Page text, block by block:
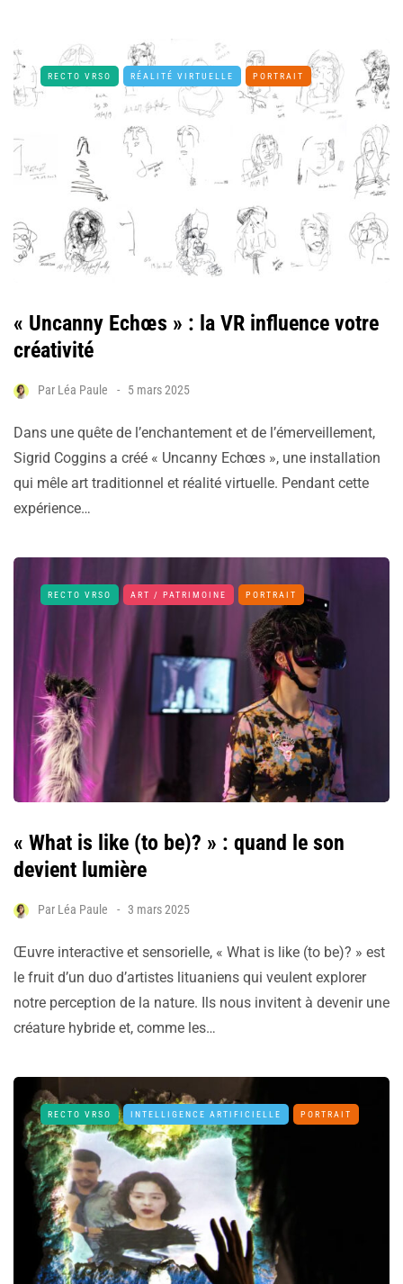
RECTO VRSO RÉALITÉ VIRTUELLE PORTRAIT
« Uncanny Echœs » : la VR influence votre
créativité
Par Léa Paule 5 mars 2025
Dans une quête de l’enchantement et de l’émerveillement,
Sigrid Coggins a créé « Uncanny Echœs », une installation
qui mêle art traditionnel et réalité virtuelle. Pendant cette
expérience…
RECTO VRSO ART / PATRIMOINE PORTRAIT
« What is like (to be)? » : quand le son
devient lumière
Par Léa Paule 3 mars 2025
Œuvre interactive et sensorielle, « What is like (to be)? » est
le fruit d’un duo d’artistes lituaniens qui veulent explorer
notre perception de la nature. Ils nous invitent à devenir une
créature hybride et, comme les…
RECTO VRSO INTELLIGENCE ARTIFICIELLE PORTRAIT